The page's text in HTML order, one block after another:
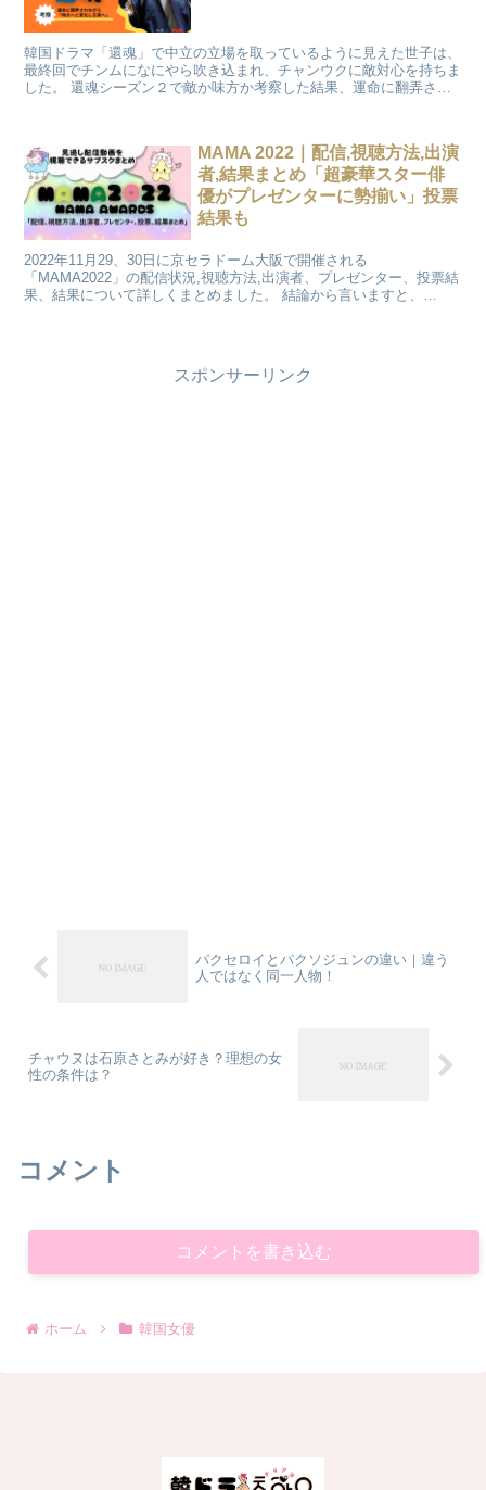
韓国ドラマ「還魂」で中立の立場を取っているように見えた世子は、
最終回でチンムになにやら吹き込まれ、チャンウクに敵対心を持ちま
した。 還魂シーズン２で敵か味方か考察した結果、運命に翻弄され
MAMA 2022｜配信,視聴方法,出演
者,結果まとめ「超豪華スター俳
優がプレゼンターに勢揃い」投票
結果も
2022年11月29、30日に京セラドーム大阪で開催される
「MAMA2022」の配信状況,視聴方法,出演者、プレゼンター、投票結
果、結果について詳しくまとめました。 結論から言いますと、
無料視聴ができるTVING、YouTubeでの視聴方法を説明します。
「MAMA2022」は、今年から呼称が変わりMAMA(Mnet Asian Music
スポンサーリンク
パクセロイとパクソジュンの違い｜違う
人ではなく同一人物！
チャウヌは石原さとみが好き？理想の女
性の条件は？
コメント
コメントを書き込む
ホーム 韓国女優